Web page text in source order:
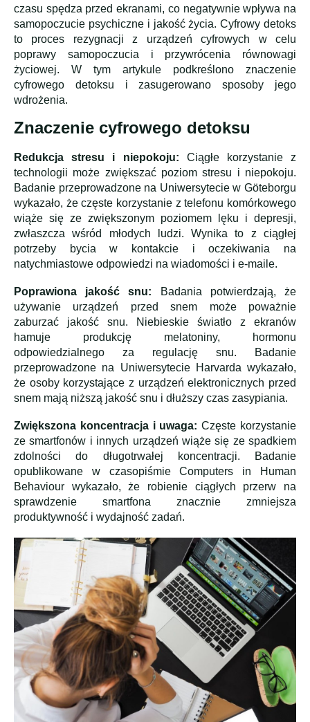
czasu spędza przed ekranami, co negatywnie wpływa na
samopoczucie psychiczne i jakość życia. Cyfrowy detoks
to proces rezygnacji z urządzeń cyfrowych w celu
poprawy samopoczucia i przywrócenia równowagi
życiowej. W tym artykule podkreślono znaczenie
cyfrowego detoksu i zasugerowano sposoby jego
wdrożenia.
Znaczenie cyfrowego detoksu
Redukcja stresu i niepokoju: Ciągłe korzystanie z
technologii może zwiększać poziom stresu i niepokoju.
Badanie przeprowadzone na Uniwersytecie w Göteborgu
wykazało, że częste korzystanie z telefonu komórkowego
wiąże się ze zwiększonym poziomem lęku i depresji,
zwłaszcza wśród młodych ludzi. Wynika to z ciągłej
potrzeby bycia w kontakcie i oczekiwania na
natychmiastowe odpowiedzi na wiadomości i e-maile.
Poprawiona jakość snu: Badania potwierdzają, że
używanie urządzeń przed snem może poważnie
zaburzać jakość snu. Niebieskie światło z ekranów
hamuje produkcję melatoniny, hormonu
odpowiedzialnego za regulację snu. Badanie
przeprowadzone na Uniwersytecie Harvarda wykazało,
że osoby korzystające z urządzeń elektronicznych przed
snem mają niższą jakość snu i dłuższy czas zasypiania.
Zwiększona koncentracja i uwaga: Częste korzystanie
ze smartfonów i innych urządzeń wiąże się ze spadkiem
zdolności do długotrwałej koncentracji. Badanie
opublikowane w czasopiśmie Computers in Human
Behaviour wykazało, że robienie ciągłych przerw na
sprawdzenie smartfona znacznie zmniejsza
produktywność i wydajność zadań.